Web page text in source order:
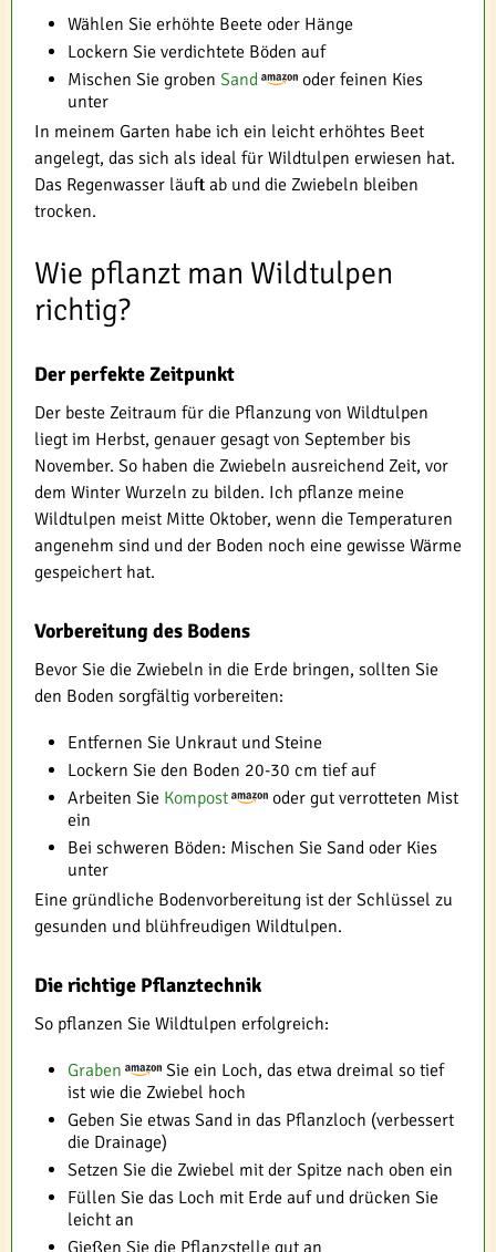
Wählen Sie erhöhte Beete oder Hänge
Lockern Sie verdichtete Böden auf
Mischen Sie groben Sand
oder feinen Kies
unter
In meinem Garten habe ich ein leicht erhöhtes Beet
angelegt, das sich als ideal für Wildtulpen erwiesen hat.
Das Regenwasser läuft ab und die Zwiebeln bleiben
trocken.
Wie pflanzt man Wildtulpen
richtig?
Der perfekte Zeitpunkt
Der beste Zeitraum für die Pflanzung von Wildtulpen
liegt im Herbst, genauer gesagt von September bis
November. So haben die Zwiebeln ausreichend Zeit, vor
dem Winter Wurzeln zu bilden. Ich pflanze meine
Wildtulpen meist Mitte Oktober, wenn die Temperaturen
angenehm sind und der Boden noch eine gewisse Wärme
gespeichert hat.
Vorbereitung des Bodens
Bevor Sie die Zwiebeln in die Erde bringen, sollten Sie
den Boden sorgfältig vorbereiten:
Entfernen Sie Unkraut und Steine
Lockern Sie den Boden 20-30 cm tief auf
Arbeiten Sie Kompost
oder gut verrotteten Mist
ein
Bei schweren Böden: Mischen Sie Sand oder Kies
unter
Eine gründliche Bodenvorbereitung ist der Schlüssel zu
gesunden und blühfreudigen Wildtulpen.
Die richtige Pflanztechnik
So pflanzen Sie Wildtulpen erfolgreich:
Graben
Sie ein Loch, das etwa dreimal so tief
ist wie die Zwiebel hoch
Geben Sie etwas Sand in das Pflanzloch (verbessert
die Drainage)
Setzen Sie die Zwiebel mit der Spitze nach oben ein
Füllen Sie das Loch mit Erde auf und drücken Sie
leicht an
Gießen Sie die Pflanzstelle gut an